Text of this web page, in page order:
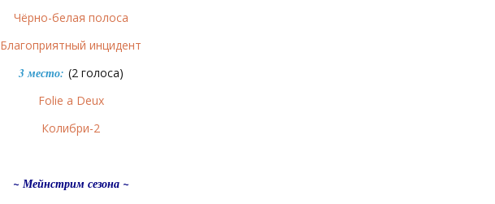
Чёрно-белая полоса
Благоприятный инцидент
3 место: (2 голоса)
Folie a Deux
Колибри-2
~ Мейнстрим сезона ~